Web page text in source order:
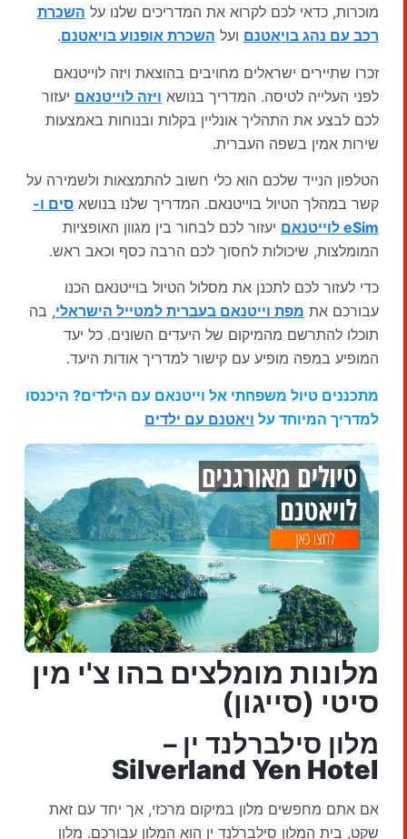
מוכרות, כדאי לכם לקרוא את המדריכים שלנו על השכרת
רכב עם נהג בויאטנם ועל השכרת אופנוע בויאטנם.
זכרו שתיירים ישראלים מחויבים בהוצאת ויזה לוייטנאם
לפני העלייה לטיסה. המדריך בנושא ויזה לוייטנאם יעזור
לכם לבצע את התהליך אונליין בקלות ובנוחות באמצעות
שירות אמין בשפה העברית.
הטלפון הנייד שלכם הוא כלי חשוב להתמצאות ולשמירה על
קשר במהלך הטיול בוייטנאם. המדריך שלנו בנושא סים ו-
eSim לוייטנאם
יעזור לכם לבחור בין מגוון האופציות
המומלצות, שיכולות לחסוך לכם הרבה כסף וכאב ראש.
כדי לעזור לכם לתכנן את מסלול הטיול בוייטנאם הכנו
עבורכם את מפת וייטנאם בעברית למטייל הישראלי, בה
תוכלו להתרשם מהמיקום של היעדים השונים. כל יעד
המופיע במפה מופיע עם קישור למדריך אודות היעד.
מתכננים טיול משפחתי אל וייטנאם עם הילדים? היכנסו
למדריך המיוחד על ויאטנם עם ילדים
מלונות מומלצים בהו צ'י מין
סיטי (סייגון)
מלון סילברלנד ין –
Silverland Yen Hotel
אם אתם מחפשים מלון במיקום מרכזי, אך יחד עם זאת
שקט, בית המלון סילברלנד ין הוא המלון עבורכם. מלון